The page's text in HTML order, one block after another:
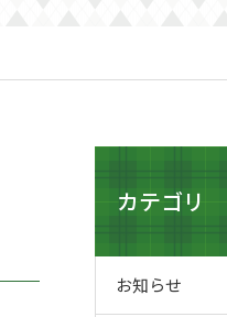
カテゴリ
お知らせ